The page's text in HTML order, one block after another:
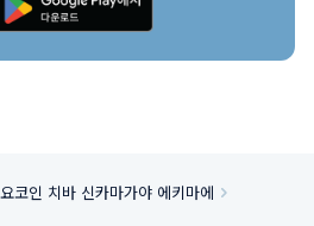
코인 치바 신카마가야 에키마에